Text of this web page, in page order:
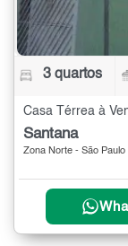
3 quartos
Casa Térrea à
Santana
Zona Norte - São Paulo